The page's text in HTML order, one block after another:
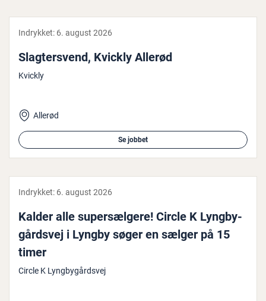
Indrykket: 6. august 2026
Slag­ter­s­vend, Kvickly Allerød
Kvickly
Allerød
Se jobbet
Indrykket: 6. august 2026
Kalder alle su­per­sæl­ge­re! Circle K Lyng­by­
gårds­vej i Lyngby søger en sælger på 15
timer
Circle K Lyngbygårdsvej